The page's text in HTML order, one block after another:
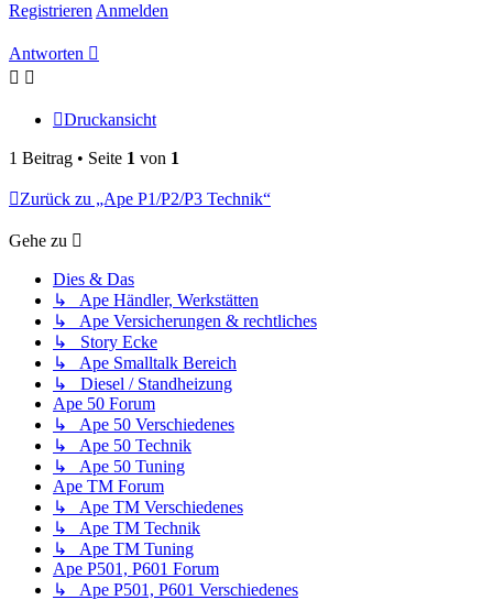
Registrieren Anmelden
Antworten
Druckansicht
1 Beitrag • Seite 1 von 1
Zurück zu „Ape P1/P2/P3 Technik“
Gehe zu
Dies & Das
↳ Ape Händler, Werkstätten
↳ Ape Versicherungen & rechtliches
↳ Story Ecke
↳ Ape Smalltalk Bereich
↳ Diesel / Standheizung
Ape 50 Forum
↳ Ape 50 Verschiedenes
↳ Ape 50 Technik
↳ Ape 50 Tuning
Ape TM Forum
↳ Ape TM Verschiedenes
↳ Ape TM Technik
↳ Ape TM Tuning
Ape P501, P601 Forum
↳ Ape P501, P601 Verschiedenes